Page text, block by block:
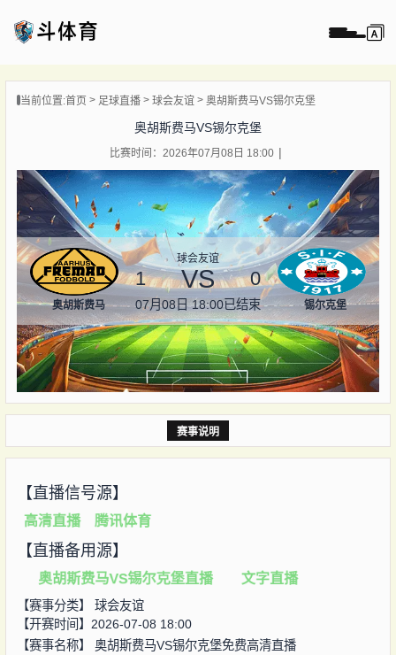
播
像
闻
当前位置:首页 足球直播 球会友谊 奥胡斯费马VS锡尔克堡
奥胡斯费马VS锡尔克堡
比赛时间：2026年07月08日 18:00
奥胡斯费马
球会友谊
1 VS 0
07月08日 18:00已结束 锡尔克堡
赛事说明
【直播信号源】
高清直播 腾讯体育
【直播备用源】
奥胡斯费马VS锡尔克堡直播 文字直播
【赛事分类】 球会友谊
【开赛时间】2026-07-08 18:00
【赛事名称】 奥胡斯费马VS锡尔克堡免费高清直播